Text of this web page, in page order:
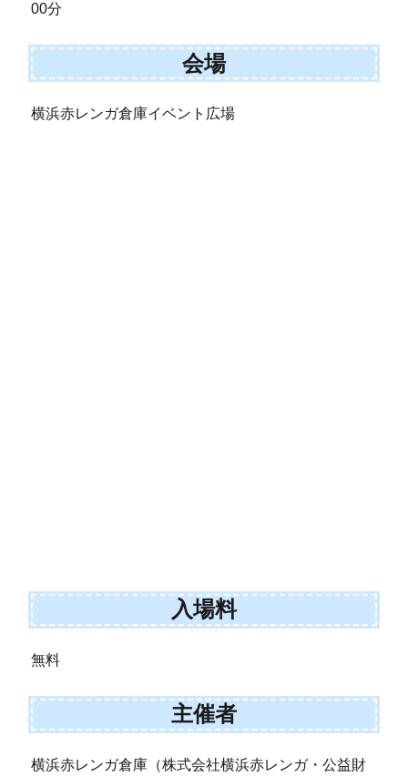
00分
会場
横浜赤レンガ倉庫イベント広場
入場料
無料
主催者
横浜赤レンガ倉庫（株式会社横浜赤レンガ・公益財